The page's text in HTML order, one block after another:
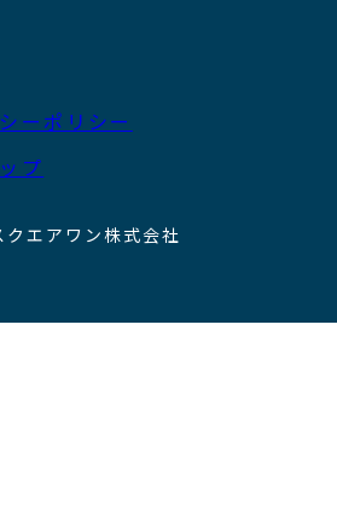
ーポリシー
プ
エアワン株式会社